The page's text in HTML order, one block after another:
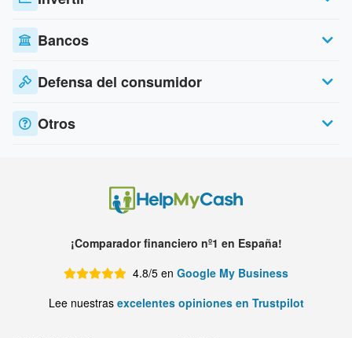
Bancos
Defensa del consumidor
Otros
¡Comparador financiero nº1 en España!
4.8/5 en Google My Business
Lee nuestras excelentes opiniones en Trustpilot